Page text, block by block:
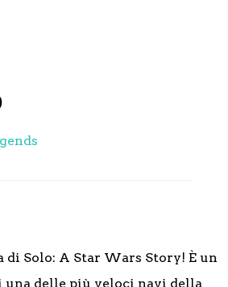
Solo: A Star Wars Story! È un
una delle più veloci navi della